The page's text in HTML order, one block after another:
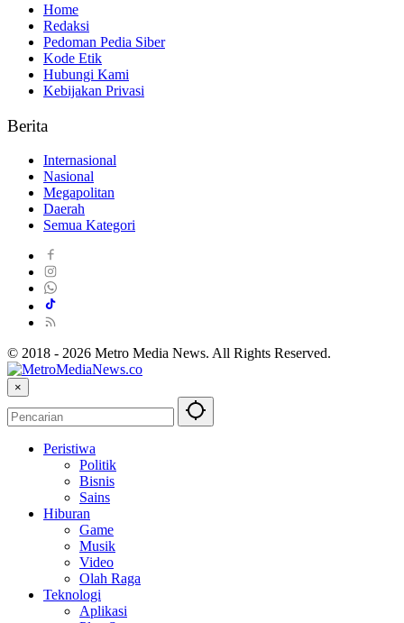
Home
Redaksi
Pedoman Pedia Siber
Kode Etik
Hubungi Kami
Kebijakan Privasi
Berita
Internasional
Nasional
Megapolitan
Daerah
Semua Kategori
© 2018 - 2026 Metro Media News. All Rights Reserved.
×
Peristiwa
Politik
Bisnis
Sains
Hiburan
Game
Musik
Video
Olah Raga
Teknologi
Aplikasi